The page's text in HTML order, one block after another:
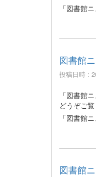
「図書館
図書館
投稿日時 :
「図書館
どうぞご覧
「図書館
図書館